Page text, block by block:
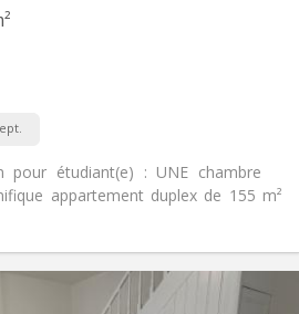
étudiant(e) : UNE chambre
appartement duplex de 155 m²
Infos Pratiques